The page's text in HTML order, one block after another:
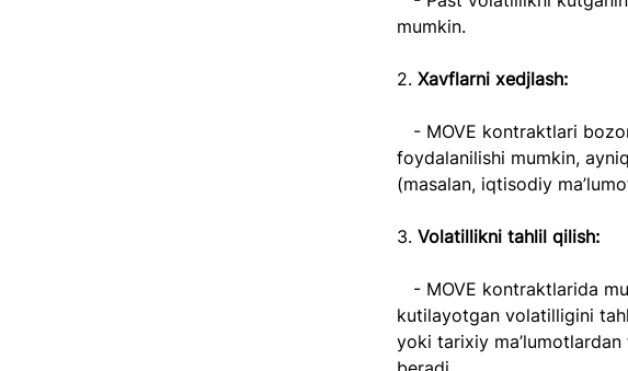
mumkin.
2. Xavflarni xedjlash:
foydalanilishi mumkin,
(masalan, iqtisodiy
3. Volatillikni tahlil qilish:
kutilayotgan volatilligini
yoki tarixiy